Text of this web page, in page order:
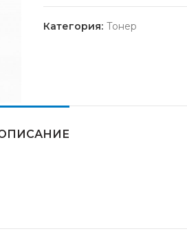
Категория: Тонер